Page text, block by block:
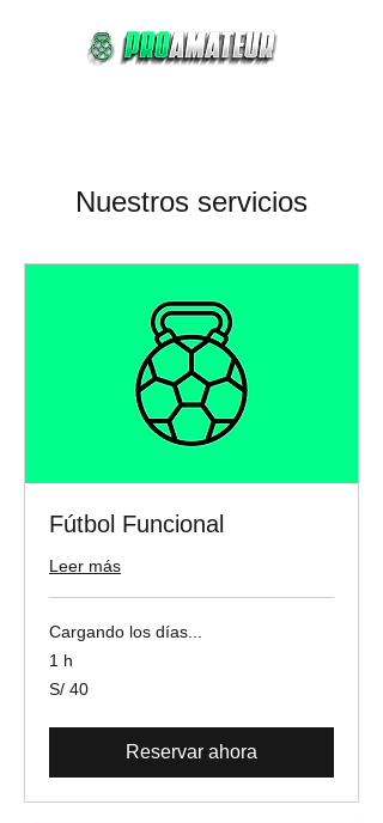
Nuestros servicios
Fútbol Funcional
Leer más
Cargando los días...
1 h
40
soles
S/ 40
Reservar ahora